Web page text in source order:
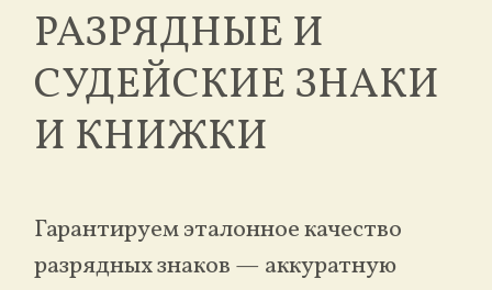
РАЗРЯДНЫЕ И
СУДЕЙСКИЕ ЗНАКИ
И КНИЖКИ
Гарантируем эталонное качество
разрядных знаков — аккуратную